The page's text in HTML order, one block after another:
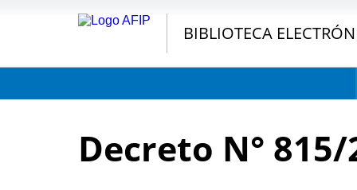
BIBLIOTECA
Decreto N° 815/